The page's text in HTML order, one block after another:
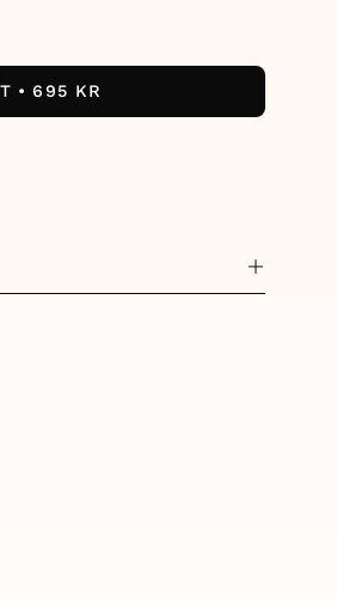
695 KR